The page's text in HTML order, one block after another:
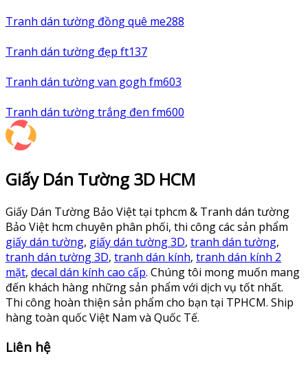
Tranh dán tường đồng quê me288
Tranh dán tường đẹp ft137
Tranh dán tường van gogh fm603
Tranh dán tường trắng đen fm600
Giấy Dán Tường 3D HCM
Giấy Dán Tường Bảo Việt tại tphcm & Tranh dán tường
Bảo Việt hcm chuyên phân phối, thi công các sản phẩm
giấy dán tường, giấy dán tường 3D, tranh dán tường,
tranh dán tường 3D, tranh dán kính, tranh dán kính 2
mặt, decal dán kính cao cấp. Chúng tôi mong muốn mang
đến khách hàng những sản phẩm với dịch vụ tốt nhất.
Thi công hoàn thiện sản phẩm cho bạn tại TPHCM. Ship
hàng toàn quốc Việt Nam và Quốc Tế.
Liên hệ